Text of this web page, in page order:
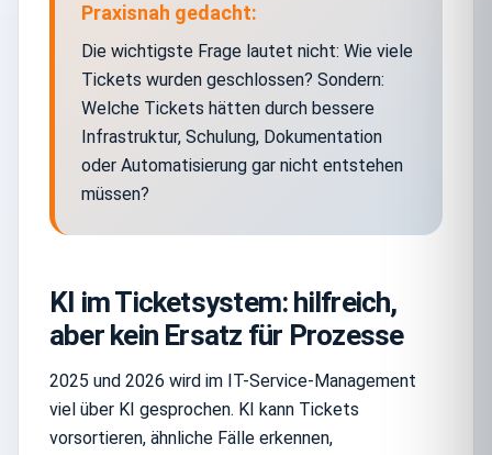
Praxisnah gedacht:
Die wichtigste Frage lautet nicht: Wie viele
Tickets wurden geschlossen? Sondern:
Welche Tickets hätten durch bessere
Infrastruktur, Schulung, Dokumentation
oder Automatisierung gar nicht entstehen
müssen?
KI im Ticketsystem: hilfreich,
aber kein Ersatz für Prozesse
2025 und 2026 wird im IT-Service-Management
viel über KI gesprochen. KI kann Tickets
vorsortieren, ähnliche Fälle erkennen,